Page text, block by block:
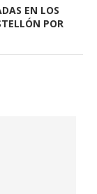
EN LOS
POR